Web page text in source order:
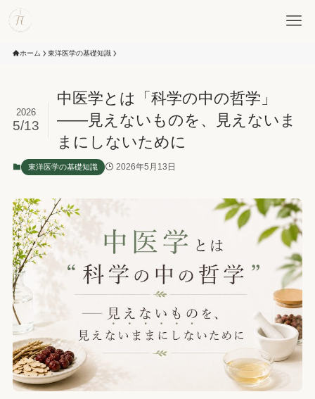
ホーム 東洋医学の基礎知識
中医学とは「科学の中の哲学」
——見えないものを、見えないま
まにしないために
2026
5/13
東洋医学の基礎知識 2026年5月13日